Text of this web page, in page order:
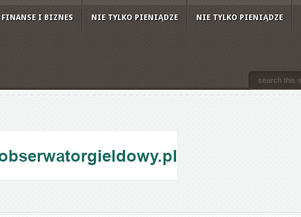
FINANSE I BIZNES NIE TYLKO PIENIĄDZE NIE TYLKO PIENIĄDZE